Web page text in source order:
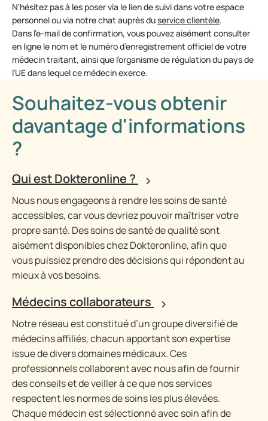
N'hésitez pas à les poser via le lien de suivi dans votre espace
personnel ou via notre chat auprès duservice clientèle.
Dans l’e-mail de confirmation, vous pouvez aisément consulter
en ligne le nom et le numéro d’enregistrement officiel de votre
médecin traitant, ainsi que l’organisme de régulation du pays de
l’UE dans lequel ce médecin exerce.
Souhaitez-vous obtenir
davantage d'informations
?
Qui est Dokteronline ?
Nous nous engageons à rendre les soins de santé
accessibles, car vous devriez pouvoir maîtriser votre
propre santé. Des soins de santé de qualité sont
aisément disponibles chez Dokteronline, afin que
vous puissiez prendre des décisions qui répondent au
mieux à vos besoins.
Médecins collaborateurs
Notre réseau est constitué d’un groupe diversifié de
médecins affiliés, chacun apportant son expertise
issue de divers domaines médicaux. Ces
professionnels collaborent avec nous afin de fournir
des conseils et de veiller à ce que nos services
respectent les normes de soins les plus élevées.
Chaque médecin est sélectionné avec soin afin de